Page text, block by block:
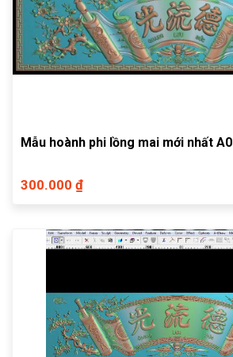
Mẫu hoành phi lồng mai mới nhất A0
300.000 ₫